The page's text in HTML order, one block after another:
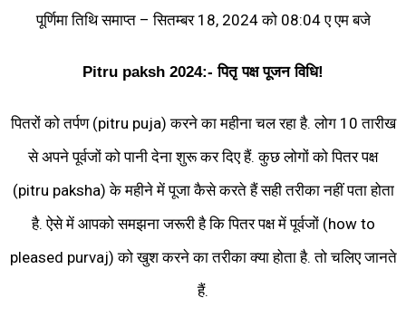
पूर्णिमा तिथि समाप्त – सितम्बर 18, 2024 को 08:04 ए एम बजे
Pitru paksh 2024:- पितृ पक्ष पूजन विधि!
पितरों को तर्पण (pitru puja) करने का महीना चल रहा है. लोग 10 तारीख
से अपने पूर्वजों को पानी देना शुरू कर दिए हैं. कुछ लोगों को पितर पक्ष
(pitru paksha) के महीने में पूजा कैसे करते हैं सही तरीका नहीं पता होता
है. ऐसे में आपको समझना जरूरी है कि पितर पक्ष में पूर्वजों (how to
pleased purvaj) को खुश करने का तरीका क्या होता है. तो चलिए जानते
हैं.